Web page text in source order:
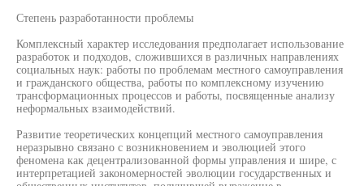
Степень разработанности проблемы
Комплексный характер исследования предполагает использование
разработок и подходов, сложившихся в различных направлениях
социальных наук: работы по проблемам местного самоуправления
и гражданского общества, работы по комплексному изучению
трансформационных процессов и работы, посвященные анализу
неформальных взаимодействий.
Развитие теоретических концепций местного самоуправления
неразрывно связано с возникновением и эволюцией этого
феномена как децентрализованной формы управления и шире, с
интерпретацией закономерностей эволюции государственных и